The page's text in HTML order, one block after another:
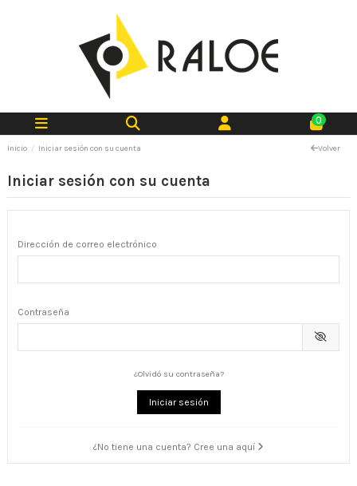
0
Inicio Iniciar sesión con su cuenta Volver
Iniciar sesión con su cuenta
Dirección de correo electrónico
Contraseña
¿Olvidó su contraseña?
Iniciar sesión
¿No tiene una cuenta? Cree una aquí